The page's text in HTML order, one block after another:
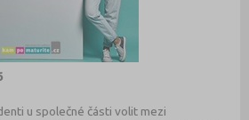
u společné části volit mezi